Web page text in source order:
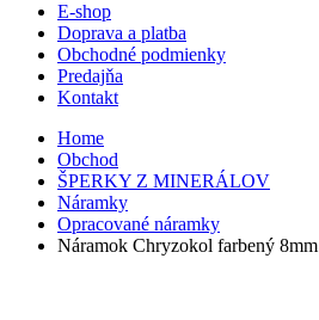
E-shop
Doprava a platba
Obchodné podmienky
Predajňa
Kontakt
Home
Obchod
ŠPERKY Z MINERÁLOV
Náramky
Opracované náramky
Náramok Chryzokol farbený 8mm